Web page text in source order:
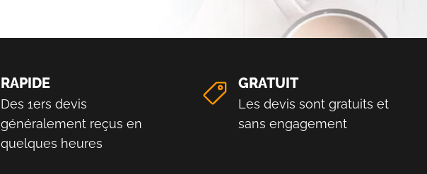
RAPIDE
Des 1ers devis
généralement reçus en
quelques heures
GRATUIT
Les devis sont gratuits et
sans engagement